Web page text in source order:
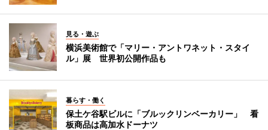
見る・遊ぶ
横浜美術館で「マリー・アントワネット・スタイ
ル」展 世界初公開作品も
暮らす・働く
保土ケ谷駅ビルに「ブルックリンベーカリー」 看
板商品は高加水ドーナツ